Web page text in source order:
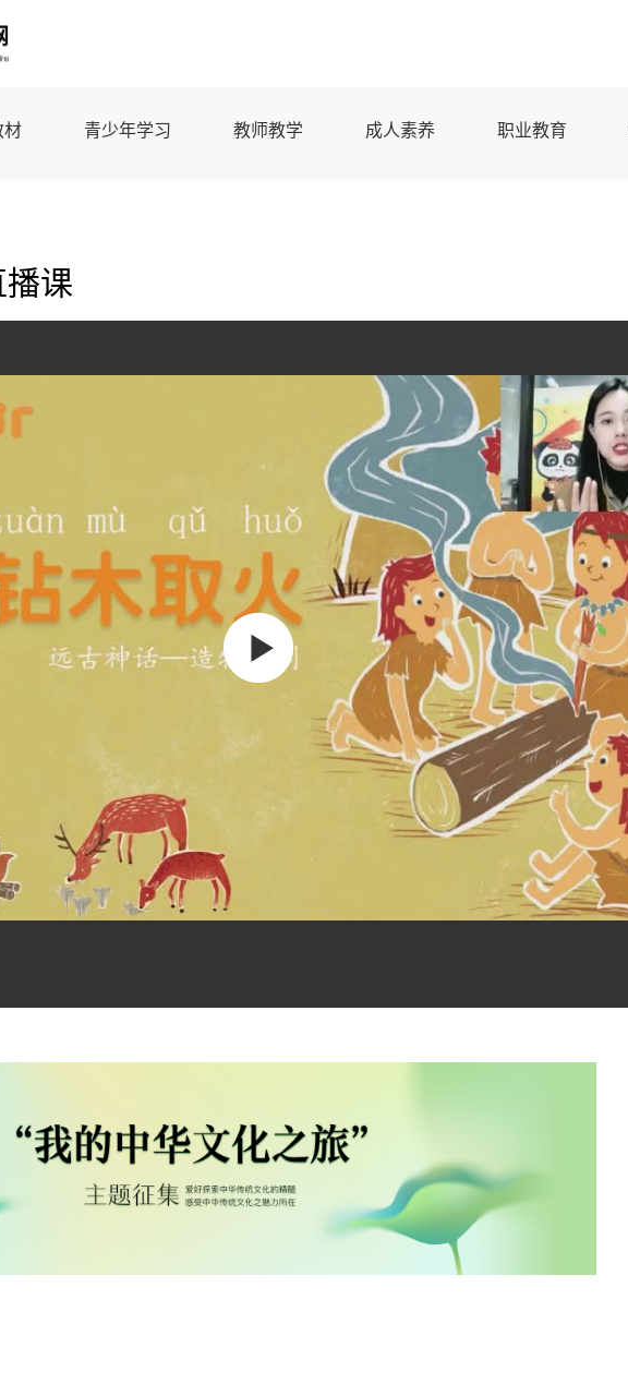
材 青少年学习 教师教学 成人素养 职业教育
课